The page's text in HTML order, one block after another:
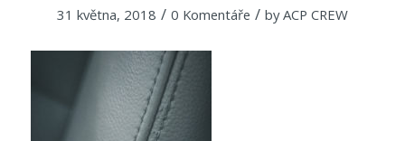
31 května, 2018 / 0 Komentáře / byACP CREW